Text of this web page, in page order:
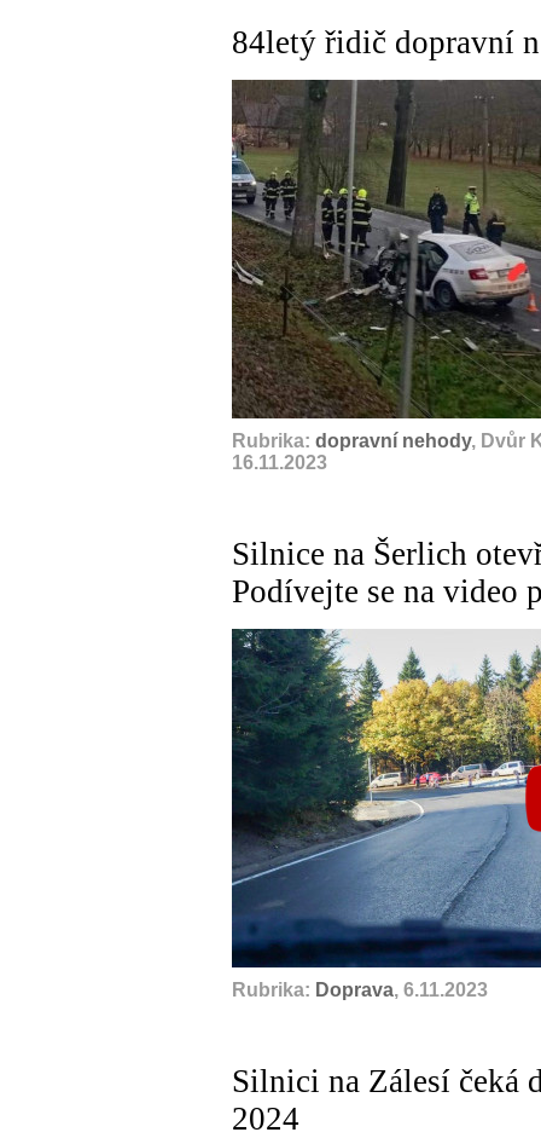
84letý řidič dopravní
Rubrika: dopravní nehody, Dvůr
16.11.2023
Silnice na Šerlich
Podívejte se na video
Rubrika: Doprava, 6.11.2023
Silnici na Zálesí čeká
2024